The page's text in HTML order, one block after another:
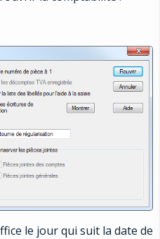
le jour qui suit la date de